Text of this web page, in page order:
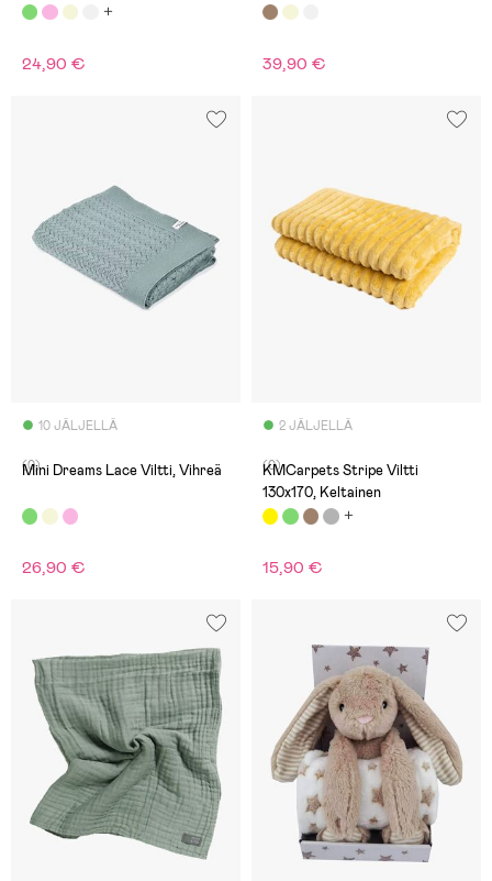
24,90 € 39,90 €
10 JÄLJELLÄ
(0)
Mini Dreams Lace Viltti, Vihreä
26,90 €
2 JÄLJELLÄ
(0)
KMCarpets Stripe Viltti
130x170, Keltainen
15,90 €